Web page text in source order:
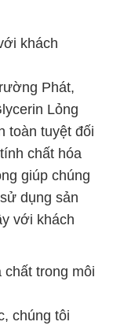
khách
Phát,
Lỏng
toàn tuyệt đối
chất hóa
giúp chúng
dụng sản
với khách
trong môi
chúng tôi